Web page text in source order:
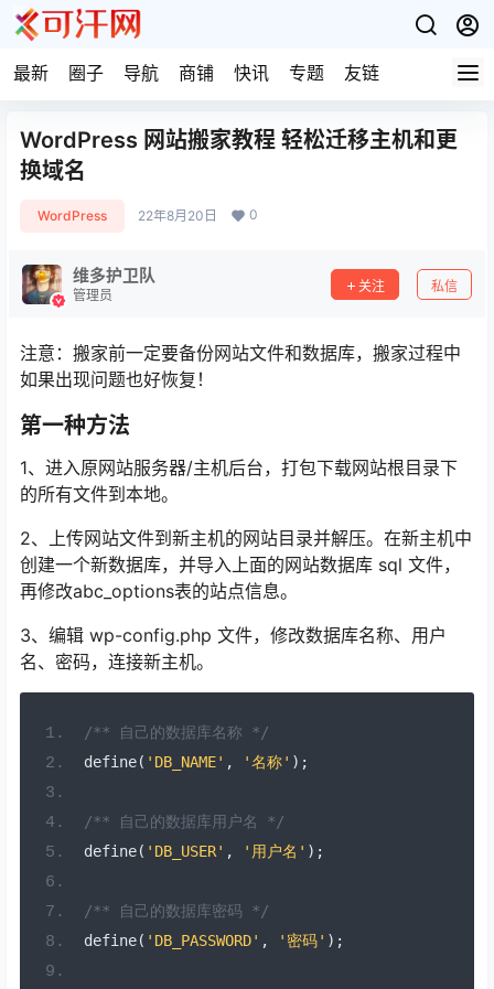
最新 圈子 导航 商铺 快讯 专题 友链
WordPress 网站搬家教程 轻松迁移主机和更
换域名
WordPress 22年8月20日 0
维多护卫队
管理员
关注 私信
注意：搬家前一定要备份网站文件和数据库，搬家过程中
如果出现问题也好恢复！
第一种方法
1、进入原网站服务器/主机后台，打包下载网站根目录下
的所有文件到本地。
2、上传网站文件到新主机的网站目录并解压。在新主机中
创建一个新数据库，并导入上面的网站数据库 sql 文件，
再修改abc_options表的站点信息。
3、编辑 wp-config.php 文件，修改数据库名称、用户
名、密码，连接新主机。
/** 自己的数据库名称 */
define( 'DB_NAME' , '名称' );
/** 自己的数据库用户名 */
define( 'DB_USER' , '用户名' );
/** 自己的数据库密码 */
define( 'DB_PASSWORD' , '密码' );